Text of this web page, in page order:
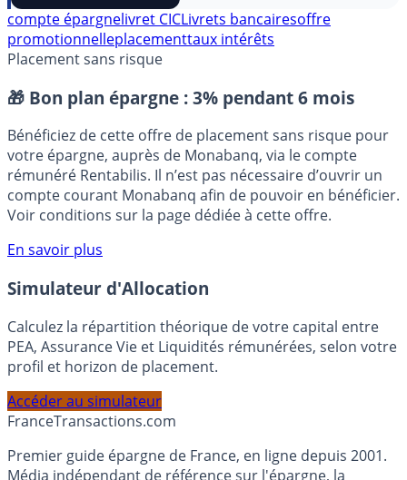
⭐️ Suivre sur Google
compte épargnelivret CIC
Placement sans risque
🎁 Bon plan épargne : 3% pendant 6 mois
Bénéficiez de cette offre de placement sans risque pour
votre épargne, auprès de Monabanq, via le compte
rémunéré Rentabilis. Il n’est pas nécessaire d’ouvrir un
Voir conditions sur la page dédiée à cette offre.
En savoir plus
Simulateur d'Allocation
Calculez la répartition théorique de votre capital entre
PEA, Assurance Vie et Liquidités rémunérées, selon votre
profil et horizon de placement.
FranceTransactions.com